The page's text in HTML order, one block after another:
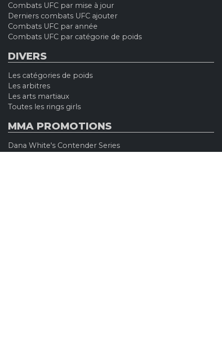
Combats UFC par mise à jour
Derniers combats UFC ajouter
Combats UFC par année
Combats UFC par catégorie de poids
DIVERS
Les catégories de poids
Les arbitres
Les arts martiaux
Toutes les rings girls
MMA PROMOTIONS
Dana White's Contender Series